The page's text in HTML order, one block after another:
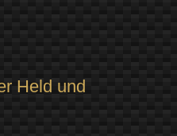
Held und